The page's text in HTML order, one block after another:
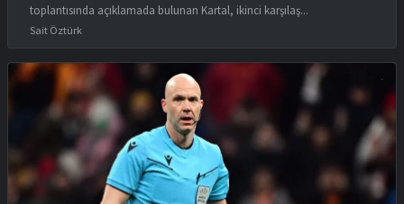
toplantısında açıklamada bulunan Kartal, ikinci karşılaş...
Sait Öztürk